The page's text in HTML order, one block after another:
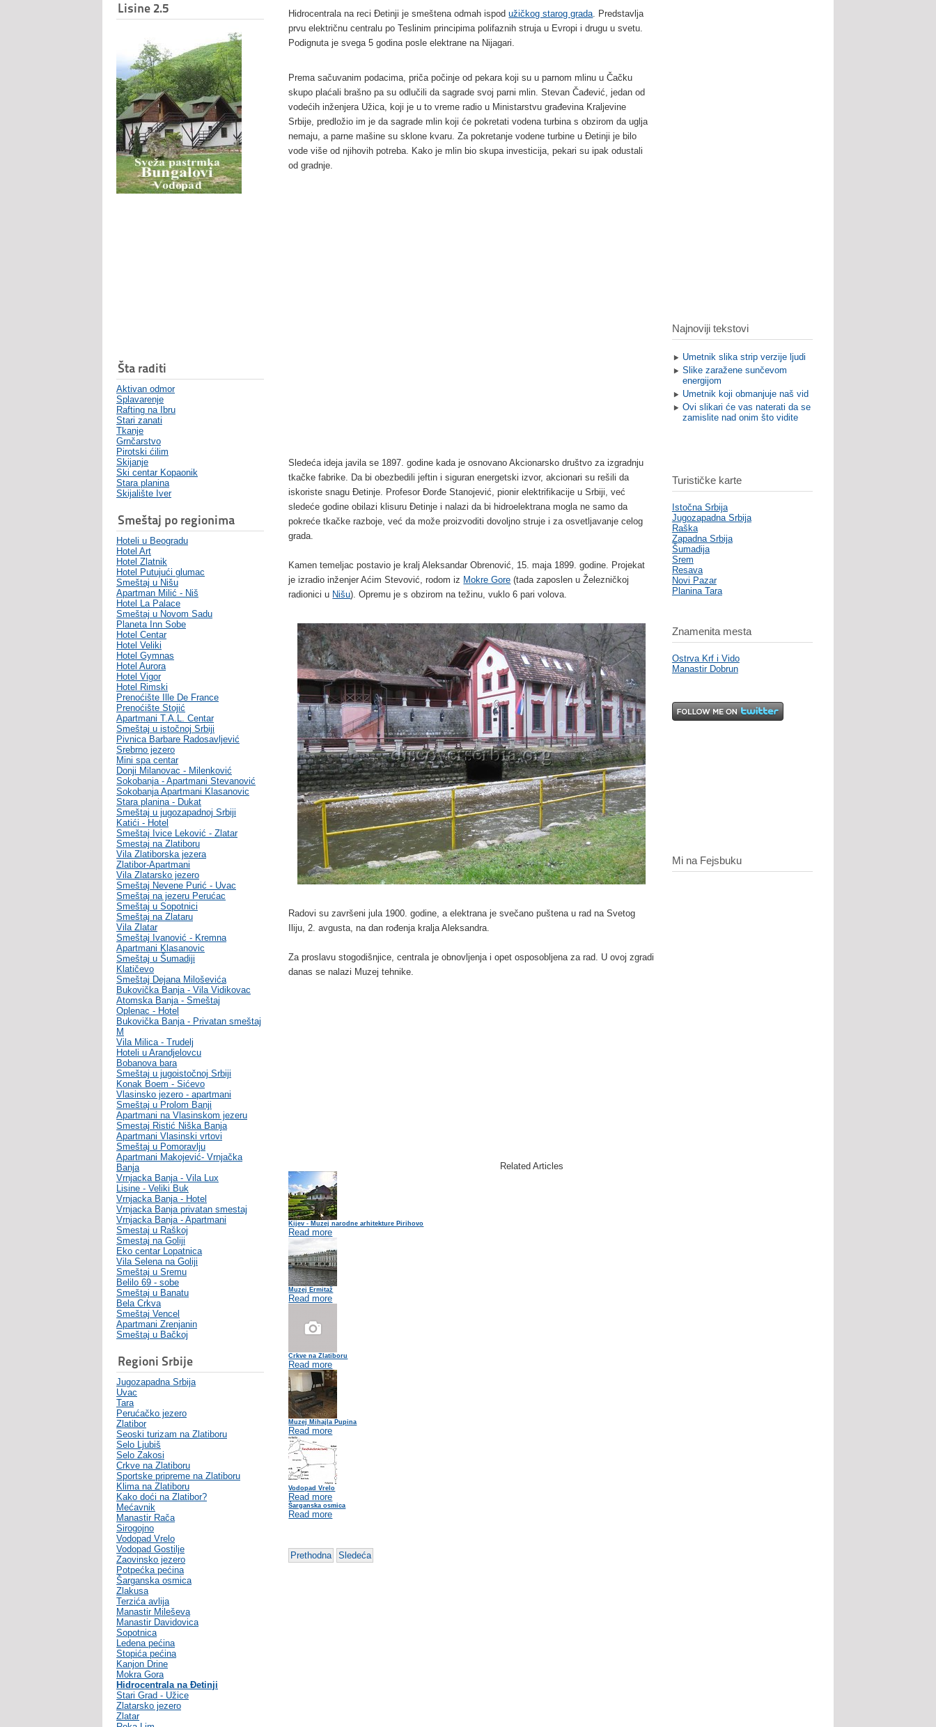
Lisine 2.5
Šta raditi
Aktivan odmor
Splavarenje
Rafting na Ibru
Stari zanati
Tkanje
Grnčarstvo
Pirotski ćilim
Skijanje
Ski centar Kopaonik
Stara planina
Skijalište Iver
Smeštaj po regionima
Hoteli u Beogradu
Hotel Art
Hotel Zlatnik
Hotel Putujući glumac
Smeštaj u Nišu
Apartman Milić - Niš
Hotel La Palace
Smeštaj u Novom Sadu
Planeta Inn Sobe
Hotel Centar
Hotel Veliki
Hotel Gymnas
Hotel Aurora
Hotel Vigor
Hotel Rimski
Prenoćište Ille De France
Prenoćište Stojić
Apartmani T.A.L. Centar
Smeštaj u istočnoj Srbiji
Pivnica Barbare Radosavljević
Srebrno jezero
Mini spa centar
Donji Milanovac - Milenković
Sokobanja - Apartmani Stevanović
Sokobanja Apartmani Klasanovic
Stara planina - Dukat
Smeštaj u jugozapadnoj Srbiji
Katići - Hotel
Smeštaj Ivice Leković - Zlatar
Smestaj na Zlatiboru
Vila Zlatiborska jezera
Zlatibor-Apartmani
Vila Zlatarsko jezero
Smeštaj Nevene Purić - Uvac
Smeštaj na jezeru Perućac
Smeštaj u Sopotnici
Smeštaj na Zlataru
Vila Zlatar
Smeštaj Ivanović - Kremna
Apartmani Klasanovic
Smeštaj u Šumadiji
Klatičevo
Smeštaj Dejana Miloševića
Bukovička Banja - Vila Vidikovac
Atomska Banja - Smeštaj
Oplenac - Hotel
Bukovička Banja - Privatan smeštaj
M
Vila Milica - Trudelj
Hoteli u Arandjelovcu
Bobanova bara
Smeštaj u jugoistočnoj Srbiji
Konak Boem - Sićevo
Vlasinsko jezero - apartmani
Smeštaj u Prolom Banji
Apartmani na Vlasinskom jezeru
Smestaj Ristić Niška Banja
Apartmani Vlasinski vrtovi
Smeštaj u Pomoravlju
Apartmani Makojević- Vrnjačka
Banja
Vrnjacka Banja - Vila Lux
Lisine - Veliki Buk
Vrnjacka Banja - Hotel
Vrnjacka Banja privatan smestaj
Vrnjacka Banja - Apartmani
Smestaj u Raškoj
Smestaj na Goliji
Eko centar Lopatnica
Vila Selena na Goliji
Smeštaj u Sremu
Belilo 69 - sobe
Smeštaj u Banatu
Bela Crkva
Smeštaj Vencel
Apartmani Zrenjanin
Smeštaj u Bačkoj
Regioni Srbije
Jugozapadna Srbija
Uvac
Tara
Perućačko jezero
Zlatibor
Seoski turizam na Zlatiboru
Selo Ljubiš
Selo Zakosi
Crkve na Zlatiboru
Sportske pripreme na Zlatiboru
Klima na Zlatiboru
Kako doći na Zlatibor?
Mećavnik
Manastir Rača
Sirogojno
Vodopad Vrelo
Vodopad Gostilje
Zaovinsko jezero
Potpećka pećina
Šarganska osmica
Zlakusa
Terzića avlija
Manastir Mileševa
Manastir Davidovica
Sopotnica
Ledena pećina
Stopića pećina
Kanjon Drine
Mokra Gora
Hidrocentrala na Đetinji
Stari Grad - Užice
Zlatarsko jezero
Zlatar
Hidrocentrala na reci Đetinji je smeštena odmah ispodužičkog starog grada. Predstavlja
prvu električnu centralu po Teslinim principima polifaznih struja u Evropi i drugu u svetu.
Podignuta je svega 5 godina posle elektrane na Nijagari.
Prema sačuvanim podacima, priča počinje od pekara koji su u parnom mlinu u Čačku
skupo plaćali brašno pa su odlučili da sagrade svoj parni mlin. Stevan Čađević, jedan od
vodećih inženjera Užica, koji je u to vreme radio u Ministarstvu građevina Kraljevine
Srbije, predložio im je da sagrade mlin koji će pokretati vodena turbina s obzirom da uglja
nemaju, a parne mašine su sklone kvaru. Za pokretanje vodene turbine u Đetinji je bilo
vode više od njihovih potreba. Kako je mlin bio skupa investicija, pekari su ipak odustali
od gradnje.
Sledeća ideja javila se 1897. godine kada je osnovano Akcionarsko društvo za izgradnju
tkačke fabrike. Da bi obezbedili jeftin i siguran energetski izvor, akcionari su rešili da
iskoriste snagu Đetinje. Profesor Đorđe Stanojević, pionir elektrifikacije u Srbiji, već
sledeće godine obilazi klisuru Đetinje i nalazi da bi hidroelektrana mogla ne samo da
pokreće tkačke razboje, već da može proizvoditi dovoljno struje i za osvetljavanje celog
grada.
Kamen temeljac postavio je kralj Aleksandar Obrenović, 15. maja 1899. godine. Projekat
je izradio inženjer Aćim Stevović, rodom iz Mokre Gore (tada zaposlen u Železničkoj
radionici u Nišu). Opremu je s obzirom na težinu, vuklo 6 pari volova.
Radovi su završeni jula 1900. godine, a elektrana je svečano puštena u rad na Svetog
Iliju, 2. avgusta, na dan rođenja kralja Aleksandra.
Za proslavu stogodišnjice, centrala je obnovljenja i opet osposobljena za rad. U ovoj zgradi
danas se nalazi Muzej tehnike.
Related Articles
Kijev - Muzej narodne arhitekture Pirihovo
Read more
Muzej Ermitaž
Read more
Crkve na Zlatiboru
Read more
Muzej Mihajla Pupina
Read more
Vodopad Vrelo
Read more
Šarganska osmica
Read more
Prethodna Sledeća
Najnoviji tekstovi
Umetnik slika strip verzije ljudi
Slike zaražene sunčevom
energijom
Umetnik koji obmanjuje naš vid
Ovi slikari će vas naterati da se
zamislite nad onim što vidite
Turističke karte
Istočna Srbija
Jugozapadna Srbija
Raška
Zapadna Srbija
Šumadija
Srem
Resava
Novi Pazar
Planina Tara
Znamenita mesta
Ostrva Krf i Vido
Manastir Dobrun
Mi na Fejsbuku